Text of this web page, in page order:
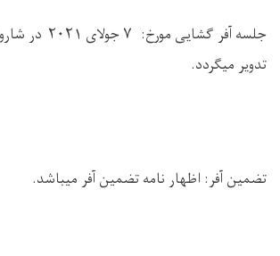
جلسه آفر گشایی مورخ: ۷جولای ۲۰۲۱ در
تدویر میگردد.
تضمین آفر: اظهار نامه تضمین آفر میباشد.